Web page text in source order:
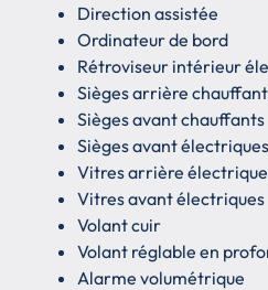
Direction assistée
Ordinateur de bord
Rétroviseur intérieur
Sièges arrière
Sièges avant chauffants
Sièges avant
Vitres arrière
Vitres avant électriques
Volant cuir
Volant réglable en
Alarme volumétrique